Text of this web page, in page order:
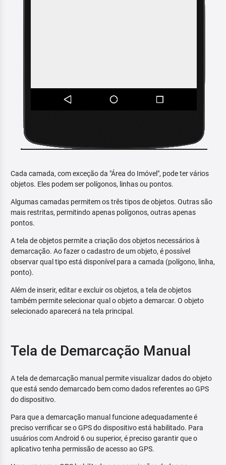
Cada camada, com exceção da "Área do Imóvel", pode ter vários
objetos. Eles podem ser polígonos, linhas ou pontos.
Algumas camadas permitem os três tipos de objetos. Outras são
mais restritas, permitindo apenas polígonos, outras apenas
pontos.
A tela de objetos permite a criação dos objetos necessários à
demarcação. Ao fazer o cadastro de um objeto, é possível
observar qual tipo está disponível para a camada (polígono, linha,
ponto).
Além de inserir, editar e excluir os objetos, a tela de objetos
também permite selecionar qual o objeto a demarcar. O objeto
selecionado aparecerá na tela principal.
Tela de Demarcação Manual
A tela de demarcação manual permite visualizar dados do objeto
que está sendo demarcado bem como dados referentes ao GPS
do dispositivo.
Para que a demarcação manual funcione adequadamente é
preciso verrificar se o GPS do dispositivo está habilitado. Para
usuários com Android 6 ou superior, é preciso garantir que o
aplicativo tenha permissão de acesso ao GPS.